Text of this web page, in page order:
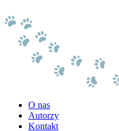
O nas
Autorzy
Kontakt